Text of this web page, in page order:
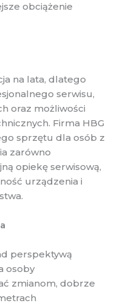
obciążenie
na lata, dlatego
serwisu,
oraz możliwości
Firma HBG
sprzętu dla osób z
zarówno
opiekę serwisową,
urządzenia i
perspektywą
osoby
zmianom, dobrze